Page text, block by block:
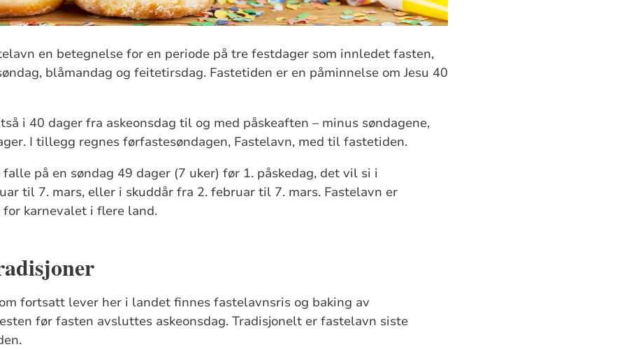
en betegnelse for en periode på tre festdager som innledet fasten,
blåmandag og feitetirsdag. Fastetiden er en påminnelse om Jesu 40
i 40 dager fra askeonsdag til og med påskeaften – minus søndagene,
I tillegg regnes førfastesøndagen, Fastelavn, med til fastetiden.
på en søndag 49 dager (7 uker) før 1. påskedag, det vil si i
til 7. mars, eller i skuddår fra 2. februar til 7. mars. Fastelavn er
karnevalet i flere land.
fortsatt lever her i landet finnes fastelavnsris og baking av
før fasten avsluttes askeonsdag. Tradisjonelt er fastelavn siste